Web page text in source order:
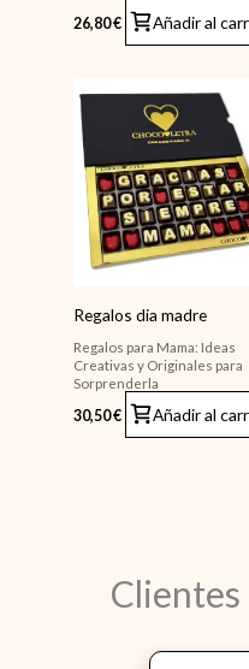
26,80€ Añadir al
Regalos dia madre
Regalos para Mama: Ideas
Creativas y Originales para
Sorprenderla
30,50€ Añadir al
Clientes